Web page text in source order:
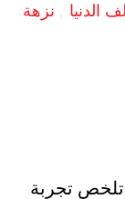
لف الدنيا
نزهة
تلخص تجربة